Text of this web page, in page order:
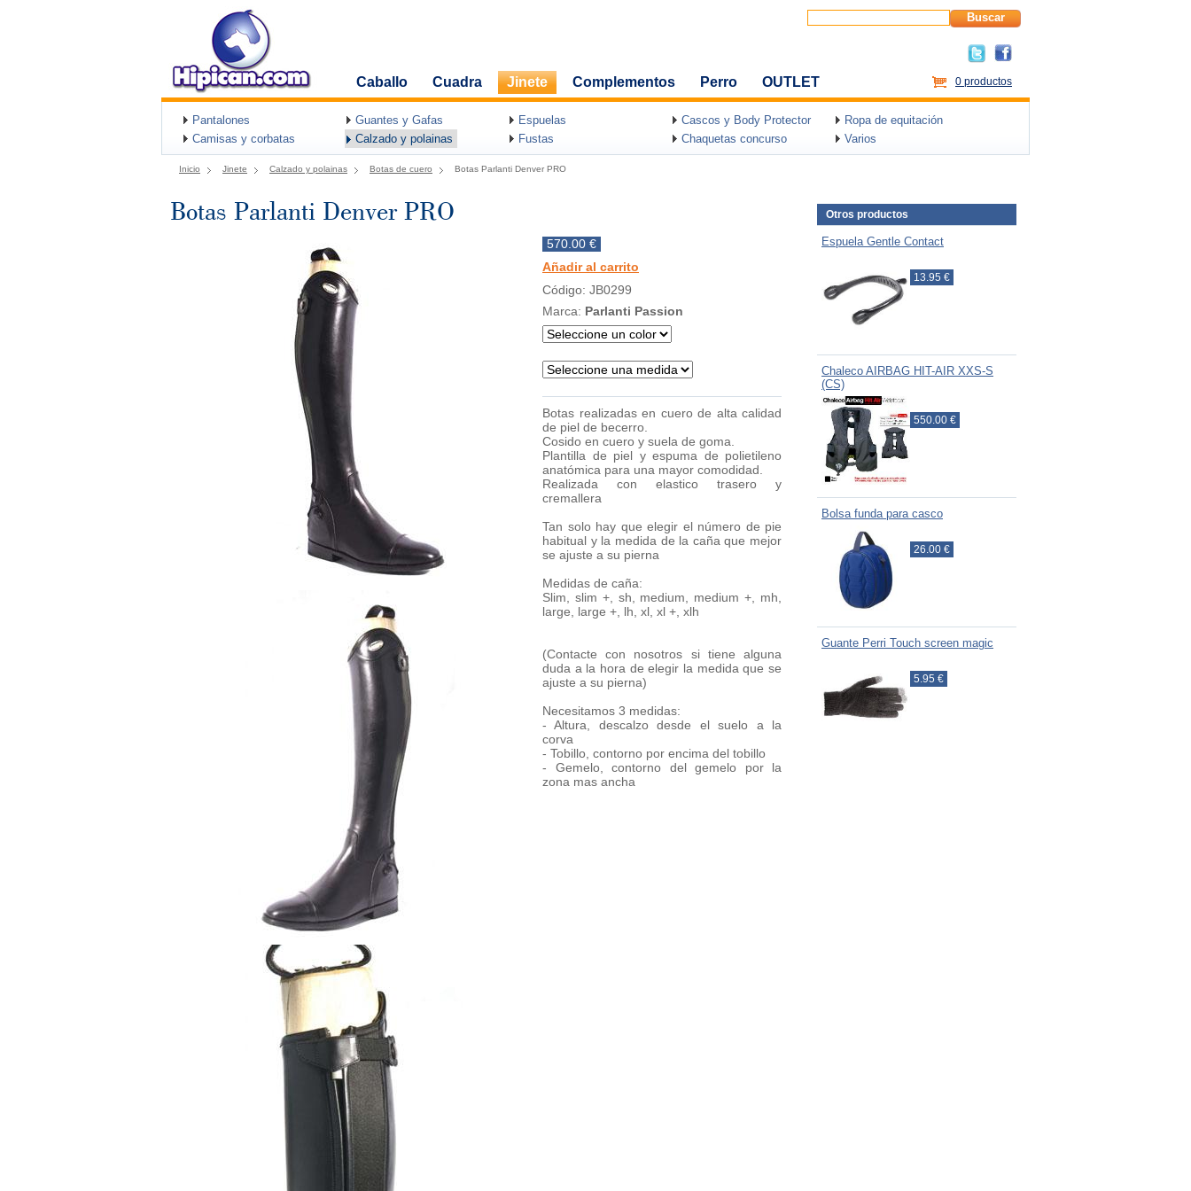
Buscar
Caballo Cuadra Jinete Complementos Perro OUTLET 0 productos
Pantalones Guantes y Gafas Espuelas Cascos y Body Protector
Ropa de equitación
Camisas y corbatas
Calzado y polainas Fustas Chaquetas concurso Varios
Inicio Jinete Calzado y polainas Botas de cuero Botas Parlanti Denver PRO
Botas Parlanti Denver PRO
570.00 €
Añadir al carrito
Código: JB0299
Marca: Parlanti Passion
Botas realizadas en cuero de alta calidad
de piel de becerro.
Cosido en cuero y suela de goma.
Plantilla de piel y espuma de polietileno
anatómica para una mayor comodidad.
Realizada con elastico trasero y
cremallera
Tan solo hay que elegir el número de pie
habitual y la medida de la caña que mejor
se ajuste a su pierna
Medidas de caña:
Slim, slim +, sh, medium, medium +, mh,
large, large +, lh, xl, xl +, xlh
(Contacte con nosotros si tiene alguna
duda a la hora de elegir la medida que se
ajuste a su pierna)
Necesitamos 3 medidas:
- Altura, descalzo desde el suelo a la
corva
- Tobillo, contorno por encima del tobillo
- Gemelo, contorno del gemelo por la
zona mas ancha
Otros productos
Espuela Gentle Contact
13.95 €
Chaleco AIRBAG HIT-AIR XXS-S
(CS)
550.00 €
Bolsa funda para casco
26.00 €
Guante Perri Touch screen magic
5.95 €